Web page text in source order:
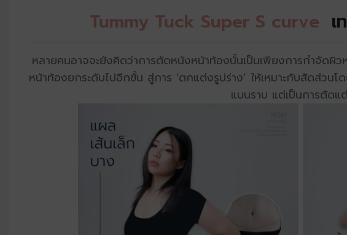
Tummy Tuck Super S curve
หลายคนอาจจะยังคิดว่าการตัดหนังหน้าท้องนั้นเป็นเพียงการกำจัด
หน้าท้องยกระดับไปอีกขั้น สู่การ ‘ตกแต่งรูปร่าง’ ให้เหมาะกับสัดส่ว
แบนราบ แต่เป็นการตัด